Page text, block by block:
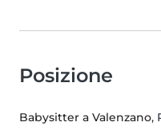
Posizione
Babysitter a Valenzano,